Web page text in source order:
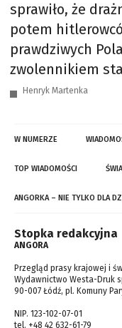
sprawiło, że
potem
prawdziwych
zwolennikiem
Henryk Martenka
W NUMERZE
TOP WIADOMOŚCI
ANGORKA – NIE TYLKO DLA
Stopka redakcyjna
ANGORA
Przegląd prasy krajowej i
Wydawnictwo Westa-Druk
90-007 Łódź, pl. Komuny
NIP. 123-102-07-01
tel. +48 42 632-61-79